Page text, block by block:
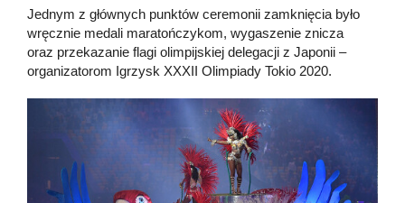
Jednym z głównych punktów ceremonii zamknięcia było
wręcznie medali maratończykom, wygaszenie znicza
oraz przekazanie flagi olimpijskiej delegacji z Japonii –
organizatorom Igrzysk XXXII Olimpiady Tokio 2020.